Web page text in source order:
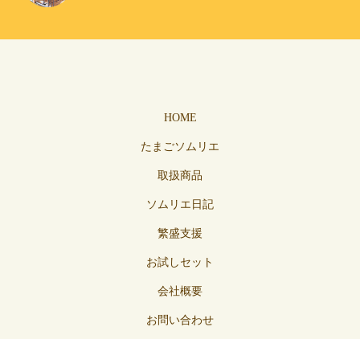
HOME
たまごソムリエ
取扱商品
ソムリエ日記
繁盛支援
お試しセット
会社概要
お問い合わせ